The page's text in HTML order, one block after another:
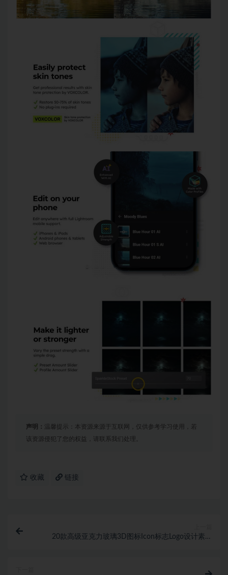
声明： 温馨提示：本资源来源于互联网，仅供参考学习使用，若
该资源侵犯了您的权益，请联系我们处理。
收藏 链接
20款高级亚克力玻璃3D图标Icon标志Logo设计素材